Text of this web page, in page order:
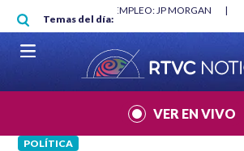
Pasar al contenido principal
Temas del día:
"HABLAR NO ES UN CRIMEN": CARTA DE
VER EN VIVO
POLÍTICA